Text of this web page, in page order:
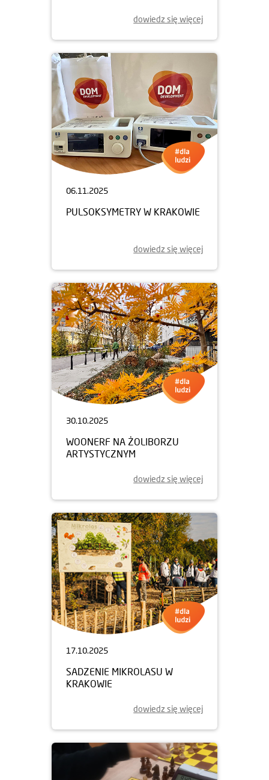
dowiedz się więcej
06.11.2025
PULSOKSYMETRY W KRAKOWIE
dowiedz się więcej
30.10.2025
WOONERF NA ŻOLIBORZU
ARTYSTYCZNYM
dowiedz się więcej
17.10.2025
SADZENIE MIKROLASU W
KRAKOWIE
dowiedz się więcej